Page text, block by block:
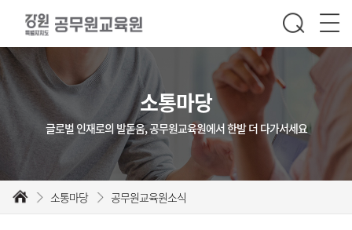
소통마당
글로벌 인재로의 발돋움, 공무원교육원에서 한발 더 다가서세요
소통마당 공무원교육원소식